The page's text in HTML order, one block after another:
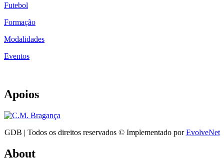
Futebol
Formação
Modalidades
Eventos
Apoios
GDB | Todos os direitos reservados © Implementado porEvolveNet
About